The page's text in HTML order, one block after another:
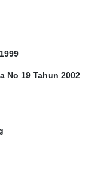
No 19 Tahun 2002